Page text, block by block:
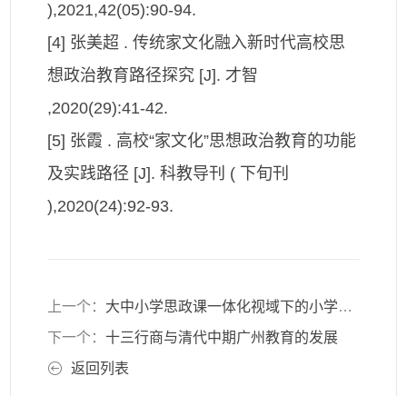
),2021,42(05):90-94.
[4] 张美超 . 传统家文化融入新时代高校思
想政治教育路径探究 [J]. 才智
,2020(29):41-42.
[5] 张霞 . 高校“家文化”思想政治教育的功能
及实践路径 [J]. 科教导刊 ( 下旬刊
),2020(24):92-93.
上一个： 大中小学思政课一体化视域下的小学思政课建设
下一个： 十三行商与清代中期广州教育的发展
返回列表